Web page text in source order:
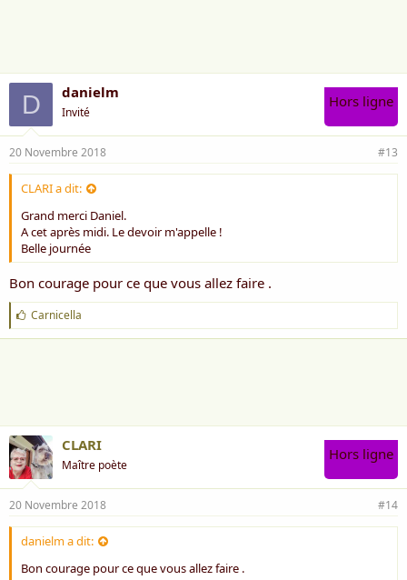
D danielm
Invité
Hors ligne
20 Novembre 2018 #13
CLARI a dit:
Grand merci Daniel.
A cet après midi. Le devoir m'appelle !
Belle journée
Bon courage pour ce que vous allez faire .
J
'
a
Carnicella
CLARI
Maître poète
Hors ligne
20 Novembre 2018 #14
danielm a dit:
Bon courage pour ce que vous allez faire .